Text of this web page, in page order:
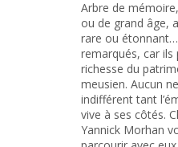
Arbre de
ou de grand âge,
rare ou
remarqués, car ils
richesse du
meusien. Aucun
indifférent tant
vive à ses côtés.
Yannick Morhan